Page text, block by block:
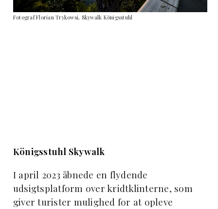
Fotograf Florian Trykowsi, Skywalk Königsstuhl
Königsstuhl Skywalk
I april 2023 åbnede en flydende
udsigtsplatform over kridtklinterne, som
giver turister mulighed for at opleve